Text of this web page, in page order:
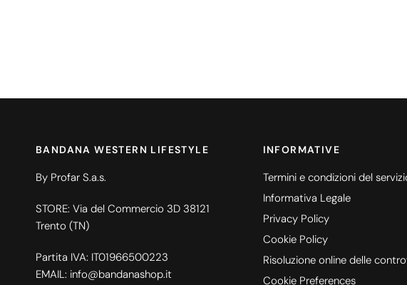
BANDANA WESTERN LIFESTYLE
By Profar S.a.s.
STORE: Via del Commercio 3D 38121
Trento (TN)
Partita IVA: IT01966500223
EMAIL: info@bandanashop.it
INFORMATIVE
Termini e condizioni del
Informativa Legale
Privacy Policy
Cookie Policy
Risoluzione online delle
Cookie Preferences